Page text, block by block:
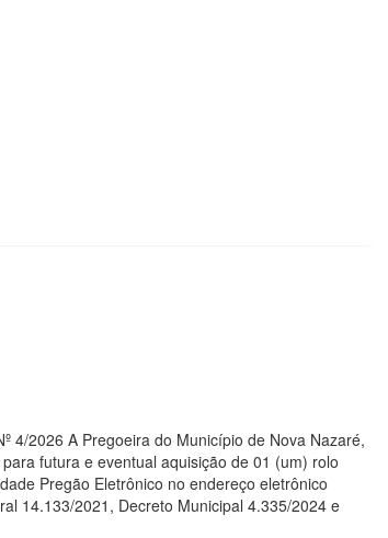
4/2026 A Pregoeira do Município de Nova Nazaré,
futura e eventual aquisição de 01 (um) rolo
Pregão Eletrônico no endereço eletrônico
14.133/2021, Decreto Municipal 4.335/2024 e